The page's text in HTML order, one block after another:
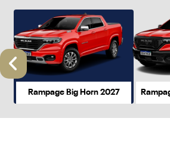
Rampage Big Horn 2027
Anterior